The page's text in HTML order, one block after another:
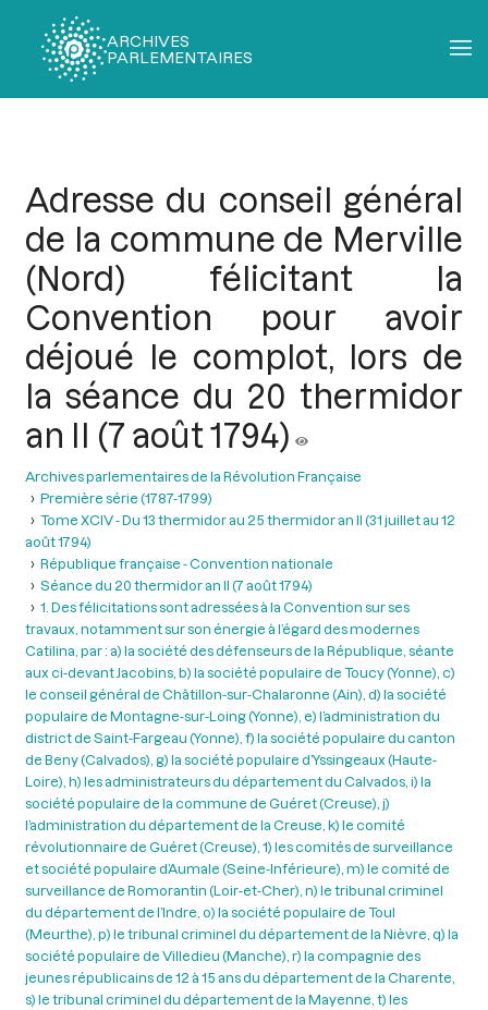
ARCHIVES
PARLEMENTAIRES
Adresse du conseil général
de la commune de Merville
(Nord) félicitant la
Convention pour avoir
déjoué le complot, lors de
la séance du 20 thermidor
an II (7 août 1794)
Archives parlementaires de la Révolution Française
Première série (1787-1799)
Tome XCIV - Du 13 thermidor au 25 thermidor an II (31 juillet au 12
août 1794)
République française - Convention nationale
Séance du 20 thermidor an II (7 août 1794)
1. Des félicitations sont adressées à la Convention sur ses
travaux, notamment sur son énergie à l’égard des modernes
Catilina, par : a) la société des défenseurs de la République, séante
aux ci-devant Jacobins, b) la société populaire de Toucy (Yonne), c)
le conseil général de Châtillon-sur-Chalaronne (Ain), d) la société
populaire de Montagne-sur-Loing (Yonne), e) l’administration du
district de Saint-Fargeau (Yonne), f) la société populaire du canton
de Beny (Calvados), g) la société populaire d’Yssingeaux (Haute-
Loire), h) les administrateurs du département du Calvados, i) la
société populaire de la commune de Guéret (Creuse), j)
l’administration du département de la Creuse, k) le comité
révolutionnaire de Guéret (Creuse), 1) les comités de surveillance
et société populaire d’Aumale (Seine-Inférieure), m) le comité de
surveillance de Romorantin (Loir-et-Cher), n) le tribunal criminel
du département de l’Indre, o) la société populaire de Toul
(Meurthe), p) le tribunal criminel du département de la Nièvre, q) la
société populaire de Villedieu (Manche), r) la compagnie des
jeunes républicains de 12 à 15 ans du département de la Charente,
s) le tribunal criminel du département de la Mayenne, t) les